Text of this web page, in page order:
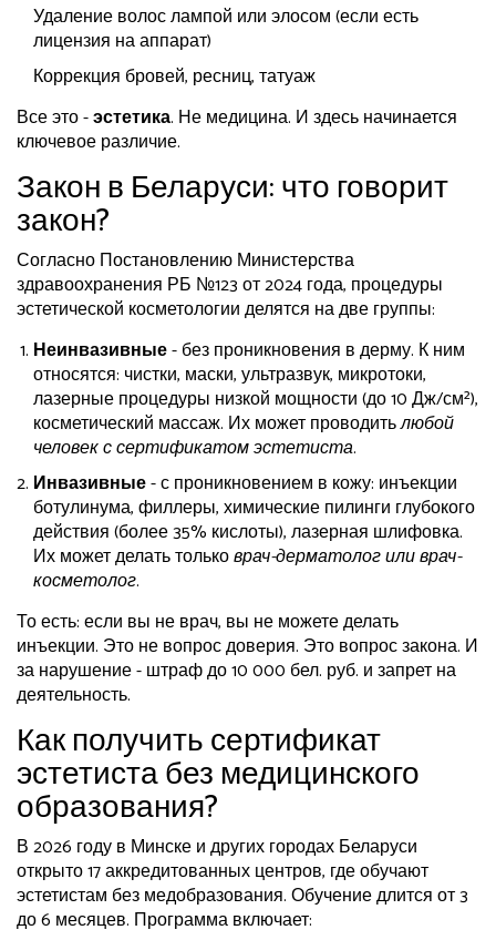
Удаление волос лампой или элосом (если есть
лицензия на аппарат)
Коррекция бровей, ресниц, татуаж
Все это -эстетика. Не медицина. И здесь начинается
ключевое различие.
Закон в Беларуси: что говорит
закон?
Согласно Постановлению Министерства
здравоохранения РБ №123 от 2024 года, процедуры
эстетической косметологии делятся на две группы:
Неинвазивные- без проникновения в дерму. К ним
относятся: чистки, маски, ультразвук, микротоки,
лазерные процедуры низкой мощности (до 10 Дж/см²),
косметический массаж. Их может проводитьлюбой
человек с сертификатом эстетиста.
Инвазивные- с проникновением в кожу: инъекции
ботулинума, филлеры, химические пилинги глубокого
действия (более 35% кислоты), лазерная шлифовка.
Их может делать тольковрач-дерматолог или врач-
косметолог.
То есть: если вы не врач, вы не можете делать
инъекции. Это не вопрос доверия. Это вопрос закона. И
за нарушение - штраф до 10 000 бел. руб. и запрет на
деятельность.
Как получить сертификат
эстетиста без медицинского
образования?
В 2026 году в Минске и других городах Беларуси
открыто 17 аккредитованных центров, где обучают
эстетистам без медобразования. Обучение длится от 3
до 6 месяцев. Программа включает: